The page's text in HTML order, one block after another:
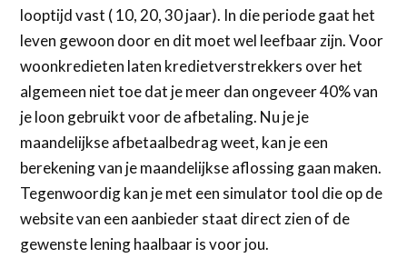
looptijd vast ( 10, 20, 30 jaar). In die periode gaat het
leven gewoon door en dit moet wel leefbaar zijn. Voor
woonkredieten laten kredietverstrekkers over het
algemeen niet toe dat je meer dan ongeveer 40% van
je loon gebruikt voor de afbetaling. Nu je je
maandelijkse afbetaalbedrag weet, kan je een
berekening van je maandelijkse aflossing gaan maken.
Tegenwoordig kan je met een simulator tool die op de
website van een aanbieder staat direct zien of de
gewenste lening haalbaar is voor jou.